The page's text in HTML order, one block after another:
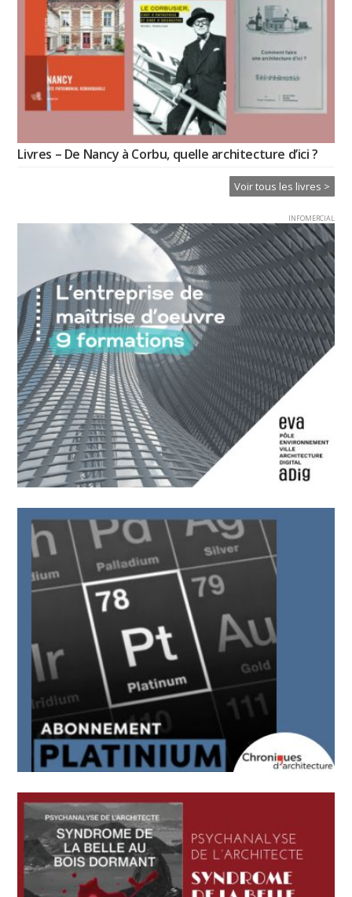
Livres – De Nancy à Corbu, quelle architecture d’ici ?
Voir tous les livres >
INFOMERCIAL